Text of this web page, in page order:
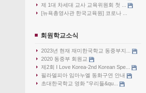
제 1대 차세대 교사 교육위원회 첫 ...
[뉴욕총영사관 한국교육원] 코로나 ...
회원학교소식
2023년 현재 재미한국학교 동중부지...
2020 동중부 회원교
제2회 I Love Korea-2nd Korean Spe...
필라델피아 임마누엘 동화구연 안내
초대한국학교 영화 "우리들&qu...